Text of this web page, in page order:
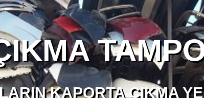
KAPORTA ÇIKMA